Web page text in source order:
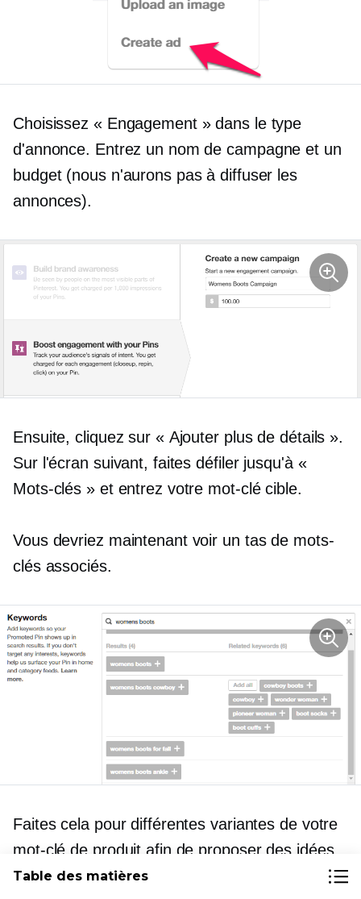
Choisissez « Engagement » dans le type
d'annonce. Entrez un nom de campagne et un
budget (nous n'aurons pas à diffuser les
annonces).
Ensuite, cliquez sur « Ajouter plus de détails ».
Sur l'écran suivant, faites défiler jusqu'à «
Mots-clés » et entrez votre mot-clé cible.
Vous devriez maintenant voir un tas de mots-
clés associés.
Faites cela pour différentes variantes de votre
mot-clé de produit afin de proposer des idées
de produits encore plus connexes.
Table des matières